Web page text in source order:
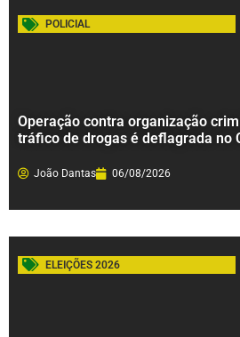
POLICIAL
Operação contra organização
tráfico de drogas é deflagrada no
João Dantas 06/08/2026
ELEIÇÕES 2026